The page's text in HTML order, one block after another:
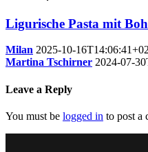
Ligurische Pasta mit
Milan 2025-10-
Martina Tschirner 2024-07-
Leave a Reply
You must be logged in to post a